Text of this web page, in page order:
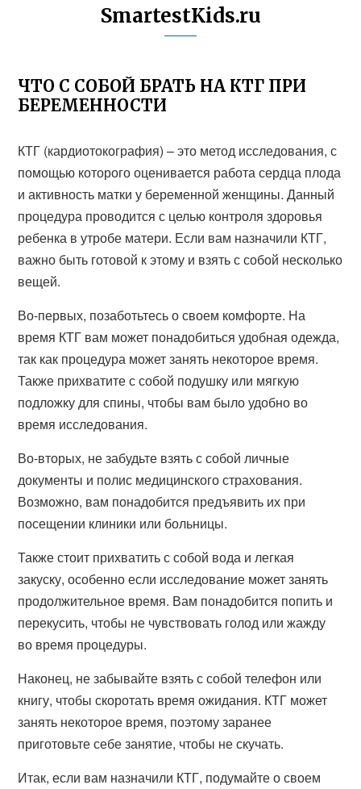
SmartestKids.ru
ЧТО С СОБОЙ БРАТЬ НА КТГ ПРИ
БЕРЕМЕННОСТИ
КТГ (кардиотокография) – это метод исследования, с
помощью которого оценивается работа сердца плода
и активность матки у беременной женщины. Данный
процедура проводится с целью контроля здоровья
ребенка в утробе матери. Если вам назначили КТГ,
важно быть готовой к этому и взять с собой несколько
вещей.
Во-первых, позаботьтесь о своем комфорте. На
время КТГ вам может понадобиться удобная одежда,
так как процедура может занять некоторое время.
Также прихватите с собой подушку или мягкую
подложку для спины, чтобы вам было удобно во
время исследования.
Во-вторых, не забудьте взять с собой личные
документы и полис медицинского страхования.
Возможно, вам понадобится предъявить их при
посещении клиники или больницы.
Также стоит прихватить с собой вода и легкая
закуску, особенно если исследование может занять
продолжительное время. Вам понадобится попить и
перекусить, чтобы не чувствовать голод или жажду
во время процедуры.
Наконец, не забывайте взять с собой телефон или
книгу, чтобы скоротать время ожидания. КТГ может
занять некоторое время, поэтому заранее
приготовьте себе занятие, чтобы не скучать.
Итак, если вам назначили КТГ, подумайте о своем